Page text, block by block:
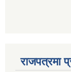
राजपत्रमा